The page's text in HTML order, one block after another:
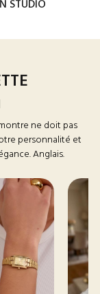
STUDIO
ne doit pas
personnalité et
Anglais.